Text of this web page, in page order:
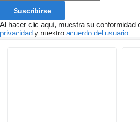
Suscribirse
Al hacer clic aquí, muestra su conformidad
privacidad y nuestro acuerdo del usuario.